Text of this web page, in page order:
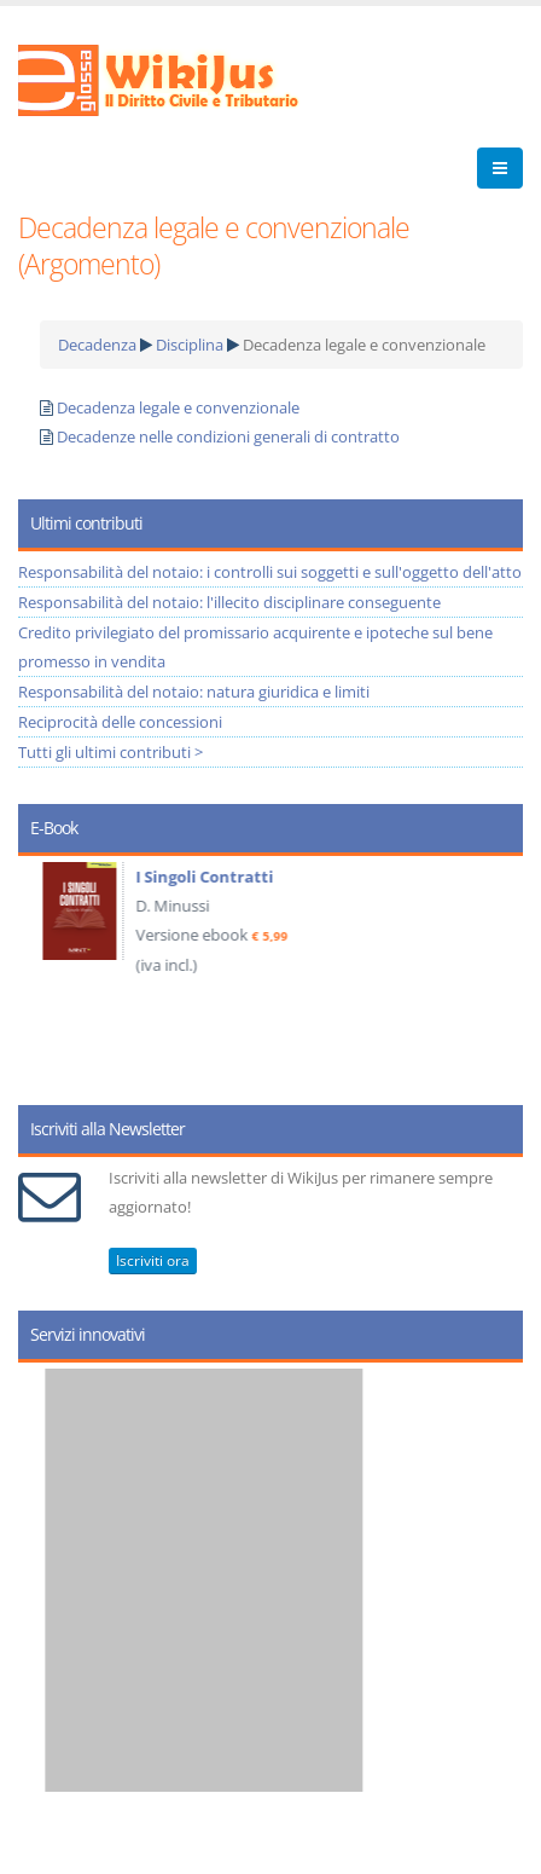
Decadenza legale e convenzionale
(Argomento)
Decadenza Disciplina Decadenza legale e convenzionale
Decadenza legale e convenzionale
Decadenze nelle condizioni generali di contratto
Ultimi contributi
Responsabilità del notaio: i controlli sui soggetti e sull'oggetto dell'atto
Responsabilità del notaio: l'illecito disciplinare conseguente
Credito privilegiato del promissario acquirente e ipoteche sul bene
promesso in vendita
Responsabilità del notaio: natura giuridica e limiti
Reciprocità delle concessioni
Tutti gli ultimi contributi >
E-Book
I Singoli Contratti
D. Minussi
Versione ebook€ 5,99
(iva incl.)
Iscriviti alla Newsletter
Iscriviti alla newsletter di WikiJus per rimanere sempre
aggiornato!
Iscriviti ora
Servizi innovativi